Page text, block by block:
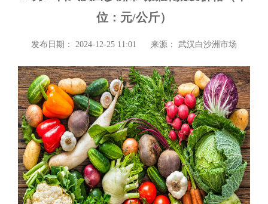
位：元/公斤）
发布日期： 2024-12-25 11:01 来源： 武汉白沙洲市场